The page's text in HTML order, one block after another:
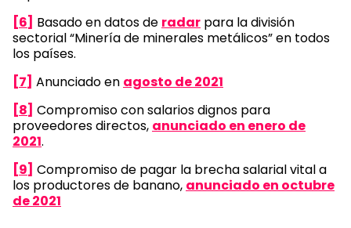
[6] Basado en datos de radar para la división
sectorial “Minería de minerales metálicos” en todos
los países.
[7] Anunciado en agosto de 2021
[8] Compromiso con salarios dignos para
proveedores directos, anunciado en enero de
2021.
[9] Compromiso de pagar la brecha salarial vital a
los productores de banano, anunciado en octubre
de 2021